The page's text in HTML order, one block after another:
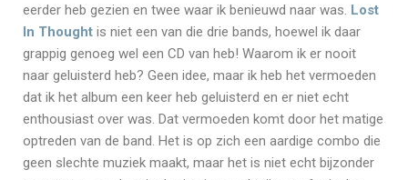
eerder heb gezien en twee waar ik benieuwd naar was. Lost
In Thought is niet een van die drie bands, hoewel ik daar
grappig genoeg wel een CD van heb! Waarom ik er nooit
naar geluisterd heb? Geen idee, maar ik heb het vermoeden
dat ik het album een keer heb geluisterd en er niet echt
enthousiast over was. Dat vermoeden komt door het matige
optreden van de band. Het is op zich een aardige combo die
geen slechte muziek maakt, maar het is niet echt bijzonder